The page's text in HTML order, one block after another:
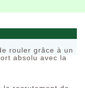
rouler grâce à un
absolu avec la